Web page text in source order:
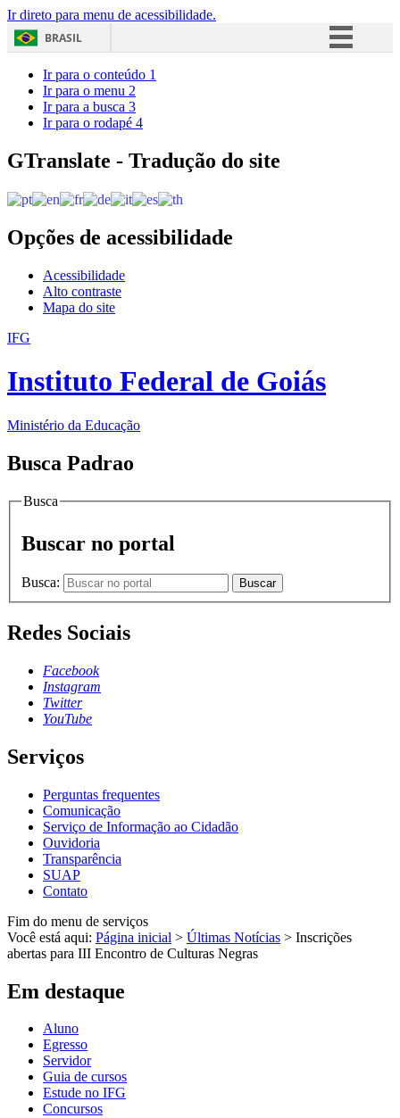
Ir direto para menu de acessibilidade.
BRASIL
Acesso à informação
Ir para o conteúdo 1
Ir para o menu 2
Ir para a busca 3
Ir para o rodapé 4
GTranslate - Tradução do site
Opções de acessibilidade
Acessibilidade
Alto contraste
Mapa do site
IFG
Instituto Federal de Goiás
Ministério da Educação
Busca Padrao
Busca
Buscar no portal
Busca: Buscar
Redes Sociais
Facebook
Instagram
Twitter
YouTube
Serviços
Perguntas frequentes
Comunicação
Serviço de Informação ao Cidadão
Ouvidoria
Transparência
SUAP
Contato
Fim do menu de serviços
Você está aqui: Página inicial > Últimas Notícias > Inscrições
abertas para III Encontro de Culturas Negras
Em destaque
Aluno
Egresso
Servidor
Guia de cursos
Estude no IFG
Concursos